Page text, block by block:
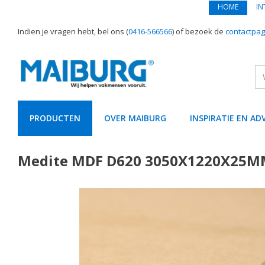
HOME
Indien je vragen hebt, bel ons (0416-566566) of bezoek de
PRODUCTEN OVER MAIBURG INSPIRATIE EN
Medite MDF D620